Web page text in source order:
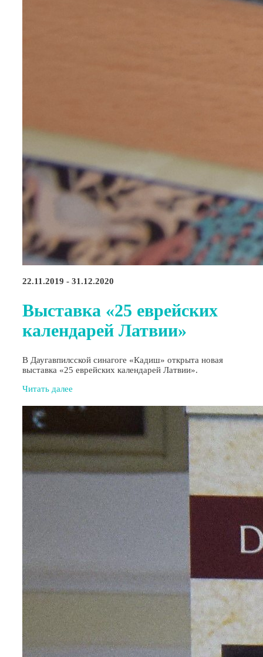
22.11.2019 - 31.12.2020
Выставка «25 еврейских
календарей Латвии»
В Даугавпилсской синагоге «Кадиш» открыта новая
выставка «25 еврейских календарей Латвии».
Читать далее